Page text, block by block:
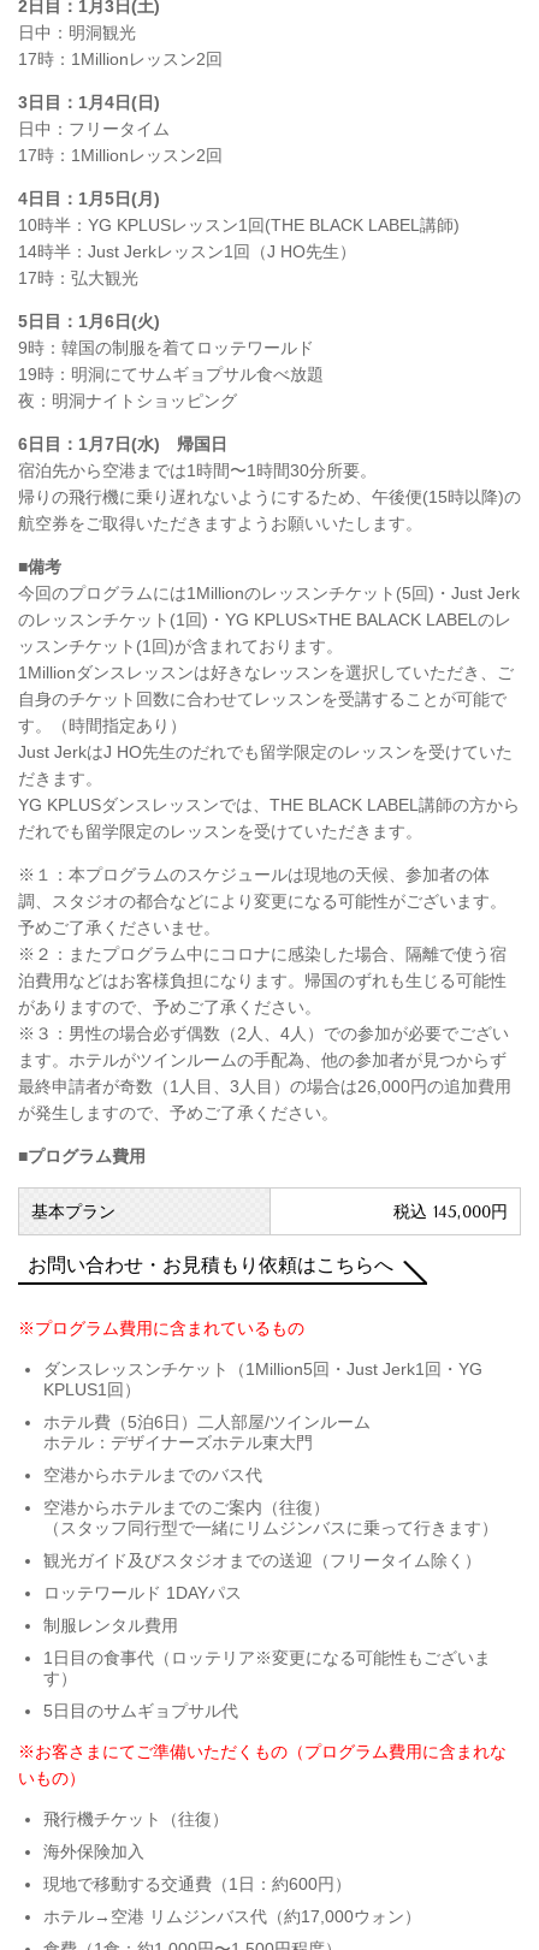
2日目：1月3日(土)
日中：明洞観光
17時：1Millionレッスン2回
3日目：1月4日(日)
日中：フリータイム
17時：1Millionレッスン2回
4日目：1月5日(月)
10時半： YG KPLUSレッスン1回(THE BLACK LABEL講師)
14時半：Just Jerkレッスン1回（J HO先生）
17時：弘大観光
5日目：1月6日(火)
9時：韓国の制服を着てロッテワールド
19時：明洞にてサムギョプサル食べ放題
夜：明洞ナイトショッピング
6日目：1月7日(水) 帰国日
宿泊先から空港までは1時間〜1時間30分所要。
帰りの飛行機に乗り遅れないようにするため、午後便(15時以降)の
航空券をご取得いただきますようお願いいたします。
■備考
今回のプログラムには1Millionのレッスンチケット(5回)・Just Jerk
のレッスンチケット(1回)・YG KPLUS×THE BALACK LABELのレ
ッスンチケット(1回)が含まれております。
1Millionダンスレッスンは好きなレッスンを選択していただき、ご
自身のチケット回数に合わせてレッスンを受講することが可能で
す。（時間指定あり）
Just JerkはJ HO先生のだれでも留学限定のレッスンを受けていた
だきます。
YG KPLUSダンスレッスンでは、THE BLACK LABEL講師の方から
だれでも留学限定のレッスンを受けていただきます。
※１：本プログラムのスケジュールは現地の天候、参加者の体
調、スタジオの都合などにより変更になる可能性がございます。
予めご了承くださいませ。
※２：またプログラム中にコロナに感染した場合、隔離で使う宿
泊費用などはお客様負担になります。帰国のずれも生じる可能性
がありますので、予めご了承ください。
※３：男性の場合必ず偶数（2人、4人）での参加が必要でござい
ます。ホテルがツインルームの手配為、他の参加者が見つからず
最終申請者が奇数（1人目、3人目）の場合は26,000円の追加費用
が発生しますので、予めご了承ください。
■プログラム費用
基本プラン 税込 145,000円
お問い合わせ・お見積もり依頼はこちらへ
※プログラム費用に含まれているもの
ダンスレッスンチケット
（1Million5回・Just Jerk1回・YG
KPLUS1回）
ホテル費（5泊6日）二人部屋/ツインルーム
ホテル：デザイナーズホテル東大門
空港からホテルまでのバス代
空港からホテルまでのご案内（往復）
（スタッフ同行型で一緒にリムジンバスに乗って行きます）
観光ガイド及びスタジオまでの送迎（フリータイム除く）
ロッテワールド 1DAYパス
制服レンタル費用
1日目の食事代（ロッテリア※変更になる可能性もございま
す）
5日目のサムギョプサル代
※お客さまにてご準備いただくもの（プログラム費用に含まれな
いもの）
飛行機チケット（往復）
海外保険加入
現地で移動する交通費（1日：約600円）
ホテル→空港 リムジンバス代（約17,000ウォン）